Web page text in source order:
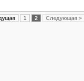
1 2 Следующая >